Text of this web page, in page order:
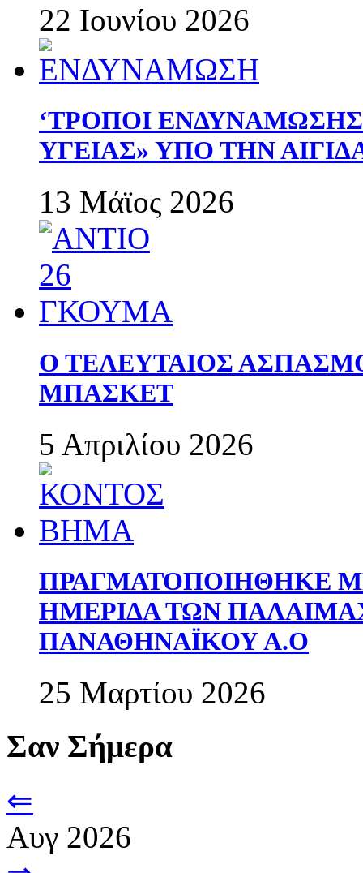
22 Ιουνίου 2026
‘ΤΡΟΠΟΙ
ΥΓΕΙΑΣ» ΥΠΟ ΤΗΝ
13 Μάϊος 2026
Ο ΤΕΛΕΥΤΑΙΟΣ
ΜΠΑΣΚΕΤ
5 Απριλίου 2026
ΠΡΑΓΜΑΤΟΠΟΙΗΘΗΚΕ
ΗΜΕΡΙΔΑ ΤΩΝ
ΠΑΝΑΘΗΝΑΪΚΟΥ Α.Ο
25 Μαρτίου 2026
Σαν Σήμερα
⇐
Αυγ 2026